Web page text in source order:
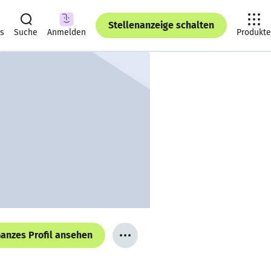
Suche Anmelden
Stellenanzeige schalten
Produkte
Profil ansehen